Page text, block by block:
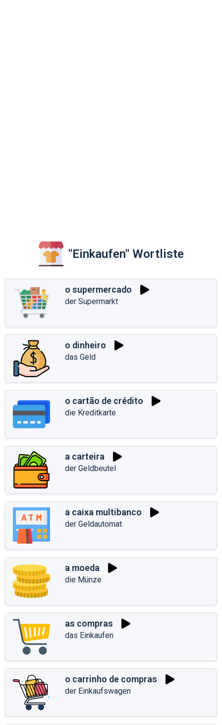
"Einkaufen" Wortliste
o supermercado
der Supermarkt
o dinheiro
das Geld
o cartão de crédito
die Kreditkarte
a carteira
der Geldbeutel
a caixa multibanco
der Geldautomat
a moeda
die Münze
as compras
das Einkaufen
o carrinho de compras
der Einkaufswagen